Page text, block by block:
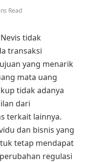
Read
tidak
transaksi
yang menarik
mata uang
tidak adanya
dari
terkait lainnya.
dan bisnis yang
tetap mendapat
regulasi